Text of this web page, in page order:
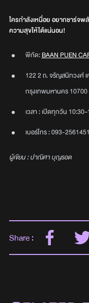
ใครกำลังเหนื่อย อยากชาร์จพ
ความสุขให้ได้แน่นอน!
พิกัด:BAAN PUEN
122 2 ถ. จรัญสนิทวงศ์
กรุงเทพมหานคร 10700
เวลา : เปิดทุกวัน
เบอร์โทร : 093-2561451
ผู้เขียน : ปาณิศา บุญรอด
Share :